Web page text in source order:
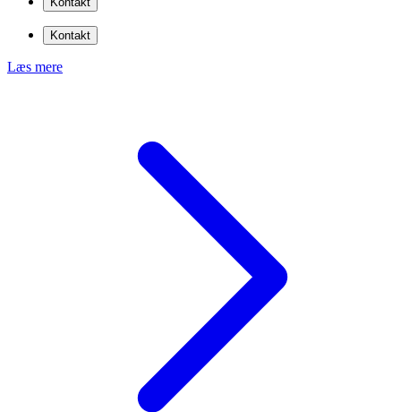
Kontakt
Læs mere